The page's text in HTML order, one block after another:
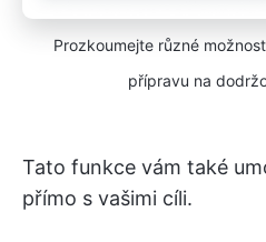
Prozkoumejte různé
přípravu na
Tato funkce vám také
přímo s vašimi cíli.